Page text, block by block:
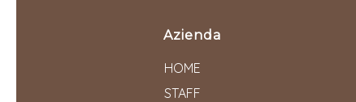
Azienda
HOME
STAFF